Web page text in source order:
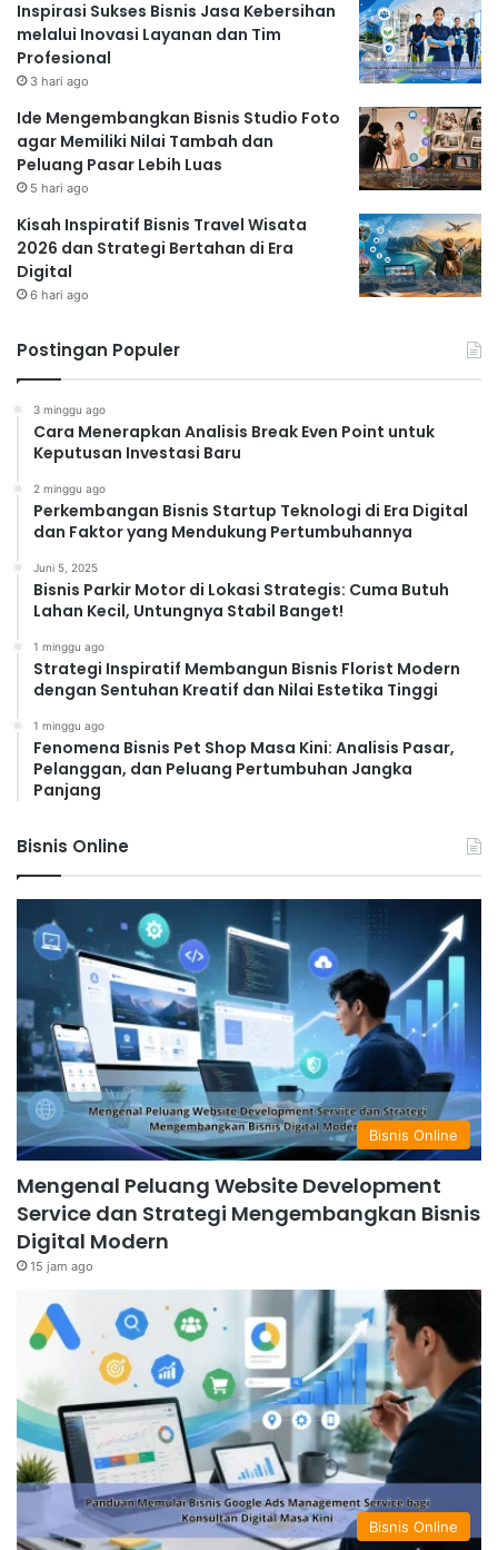
Inspirasi Sukses Bisnis Jasa Kebersihan
melalui Inovasi Layanan dan Tim
Profesional
3 hari ago
Ide Mengembangkan Bisnis Studio Foto
agar Memiliki Nilai Tambah dan
Peluang Pasar Lebih Luas
5 hari ago
Kisah Inspiratif Bisnis Travel Wisata
2026 dan Strategi Bertahan di Era
Digital
6 hari ago
Postingan Populer
3 minggu ago
Cara Menerapkan Analisis Break Even Point untuk
Keputusan Investasi Baru
2 minggu ago
Perkembangan Bisnis Startup Teknologi di Era Digital
dan Faktor yang Mendukung Pertumbuhannya
Juni 5, 2025
Bisnis Parkir Motor di Lokasi Strategis: Cuma Butuh
Lahan Kecil, Untungnya Stabil Banget!
1 minggu ago
Strategi Inspiratif Membangun Bisnis Florist Modern
dengan Sentuhan Kreatif dan Nilai Estetika Tinggi
1 minggu ago
Fenomena Bisnis Pet Shop Masa Kini: Analisis Pasar,
Pelanggan, dan Peluang Pertumbuhan Jangka
Panjang
Bisnis Online
Bisnis Online
Mengenal Peluang Website Development
Service dan Strategi Mengembangkan Bisnis
Digital Modern
15 jam ago
Bisnis Online